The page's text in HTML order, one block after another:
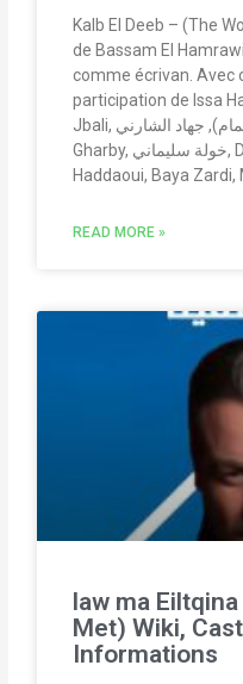
Kalb El Deeb – (The
de Bassam El
comme écrivan. Avec
participation de Issa
Jbali, أمين الإمام (أمين ليمام), جهاد الشارني, Karim El
Gharby, خولة سليماني, Dalila Muftahi, Fathi
Haddaoui, Baya
READ MORE »
law ma
Met) Wiki,
Informations